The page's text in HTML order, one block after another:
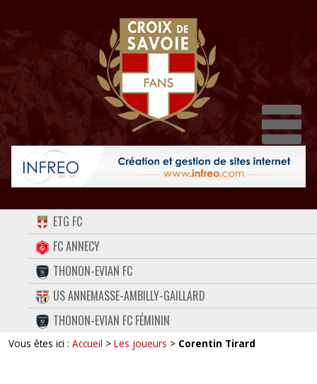
ACCUEIL
FORUM
CONTACT
FACEBOOK
TWITTER
ETG FC
FC ANNECY
THONON-EVIAN FC
US ANNEMASSE-AMBILLY-GAILLARD
THONON-EVIAN FC FÉMININ
Vous êtes ici : Accueil > Les joueurs > Corentin Tirard